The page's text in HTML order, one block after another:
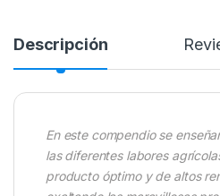
Descripción
En este compendio se
las diferentes labores
producto óptimo y de altos